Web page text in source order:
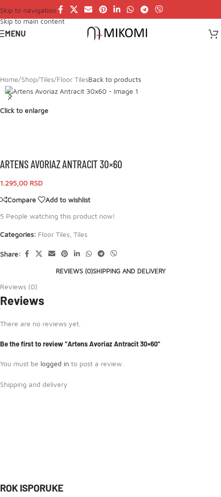
Skip to navigation
Skip to main content
MENU
Home/Shop/Tiles/Floor TilesBack to products
Click to enlarge
ARTENS AVORIAZ ANTRACIT 30×60
1.295,00 RSD
Compare
Add to wishlist
5 People watching this product now!
Categories: Floor Tiles Tiles
Share:
REVIEWS (0)SHIPPING AND DELIVERY
Reviews (0)
Reviews
There are no reviews yet.
Be the first to review “Artens Avoriaz Antracit 30×60”
You must be logged in to post a review.
Shipping and delivery
ROK ISPORUKE